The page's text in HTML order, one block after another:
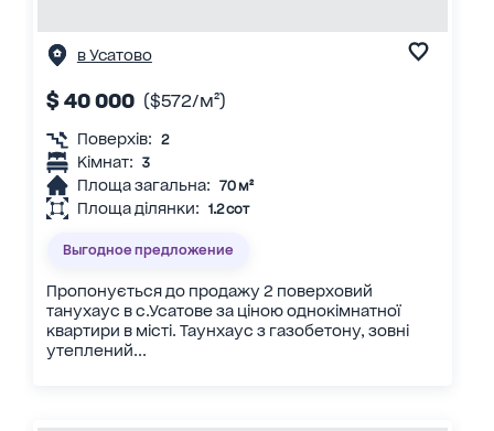
в Усатово
$ 40 000 ($572/м²)
Поверхів: 2
Кімнат: 3
Площа загальна: 70 м²
Площа ділянки: 1.2 сот
Выгодное предложение
Пропонується до продажу 2 поверховий
танухаус в с.Усатове за ціною однокімнатної
квартири в місті. Таунхаус з газобетону, зовні
утеплений...